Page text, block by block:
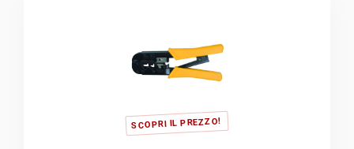
SCOPRI IL PREZZO!